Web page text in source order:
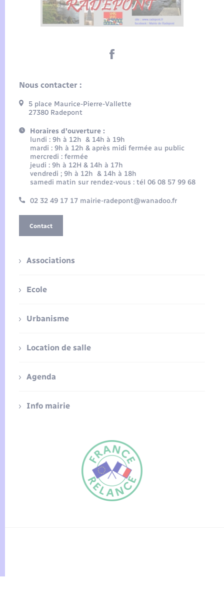
FR
Nous contacter :
5 place Maurice-Pierre-Vallette
27380 Radepont
Horaires d'ouverture :
lundi : 9h à 12h & 14h à 19h
mardi : 9h à 12h & après midi fermée au public
mercredi : fermée
jeudi : 9h à 12H & 14h à 17h
vendredi ; 9h à 12h & 14h à 18h
samedi matin sur rendez-vous : tél 06 08 57 99 68
02 32 49 17 17 mairie-radepont@wanadoo.fr
Contact
Associations
Ecole
Urbanisme
Location de salle
Agenda
Info mairie